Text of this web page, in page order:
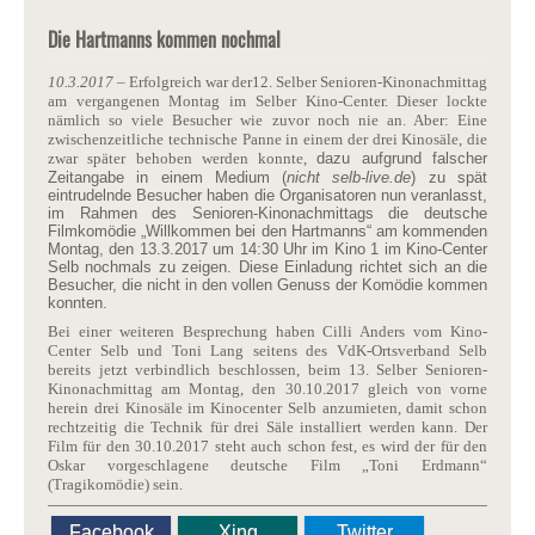
Die Hartmanns kommen nochmal
10.3.2017 – Erfolgreich war der12. Selber Senioren-Kinonachmittag
am vergangenen Montag im Selber Kino-Center. Dieser lockte
nämlich so viele Besucher wie zuvor noch nie an. Aber: Eine
zwischenzeitliche technische Panne in einem der drei Kinosäle, die
zwar später behoben werden konnte,dazu aufgrund falscher
Zeitangabe in einem Medium (nicht selb-live.de) zu spät
eintrudelnde Besucher haben die Organisatoren nun veranlasst,
im Rahmen des Senioren-Kinonachmittags die deutsche
Filmkomödie „Willkommen bei den Hartmanns“ am kommenden
Montag, den 13.3.2017 um 14:30 Uhr im Kino 1 im Kino-Center
Selb nochmals zu zeigen. Diese Einladung richtet sich an die
Besucher, die nicht in den vollen Genuss der Komödie kommen
konnten.
Bei einer weiteren Besprechung haben Cilli Anders vom Kino-
Center Selb und Toni Lang seitens des VdK-Ortsverband Selb
bereits jetzt verbindlich beschlossen, beim 13. Selber Senioren-
Kinonachmittag am Montag, den 30.10.2017 gleich von vorne
herein drei Kinosäle im Kinocenter Selb anzumieten, damit schon
rechtzeitig die Technik für drei Säle installiert werden kann. Der
Film für den 30.10.2017 steht auch schon fest, es wird der für den
Oskar vorgeschlagene deutsche Film „Toni Erdmann“
(Tragikomödie) sein.